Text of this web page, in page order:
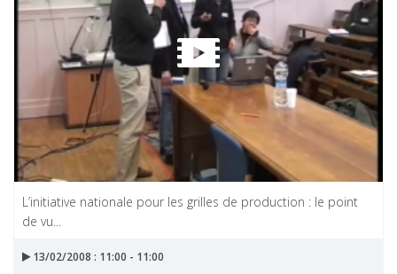
L’initiative nationale pour les grilles de production : le point
de vu...
13/02/2008 : 11:00 - 11:00